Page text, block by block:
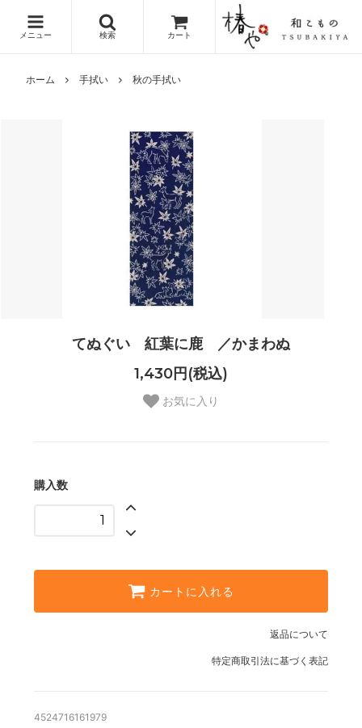
メニュー 検索 カート
ホーム 手拭い 秋の手拭い
てぬぐい 紅葉に鹿 ／かまわぬ
1,430円(税込)
お気に入り
購入数
カートに入れる
返品について
特定商取引法に基づく表記
4524716161979